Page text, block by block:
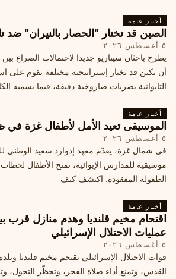
أخبار عامة
الصين قد تختار "الحصار بالنيران" ضد
٥ أغسطس ٢٠٢٦
يطرح باحثان سيناريو جديدا لاحتمالات الصراع
أن بكين قد تختار إستراتيجية مختلفة تقوم على
التايوانية بضربات صاروخية دقيقة، فيما يسميه
أخبار عامة
الموسيقى تعيد الأمل لأطفال غزة
٥ أغسطس ٢٠٢٦
في شمال غزة، يقدّم معهد إدوارد سعيد
موسيقية للمدارس الإيوائية، تمنح الأطفال
الطفولة المفقودة. اكتشف كيف
أخبار عامة
اقتحام مخيم قلنديا وهدم منازل
عمليات الاحتلال الإسرائيلي
٥ أغسطس ٢٠٢٦
قوات الاحتلال الإسرائيلي تقتحم مخيم قلنديا
القدس، وتمنع أداء صلاة الفجر، وتحظّر التجول،